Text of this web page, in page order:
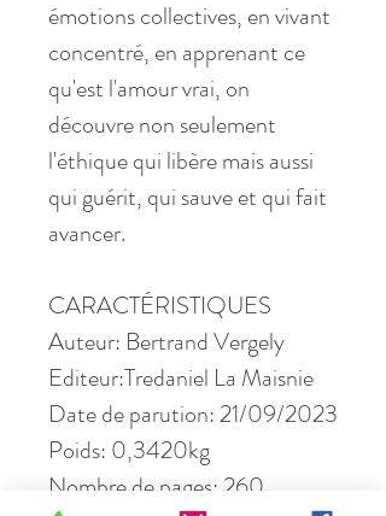
émotions collectives, en vivant
concentré, en apprenant ce
qu'est l'amour vrai, on
découvre non seulement
l'éthique qui libère mais aussi
qui guérit, qui sauve et qui fait
avancer.
CARACTÉRISTIQUES
Auteur: Bertrand Vergely
Editeur:Tredaniel La Maisnie
Date de parution: 21/09/2023
Poids: 0,3420kg
Nombre de pages: 260